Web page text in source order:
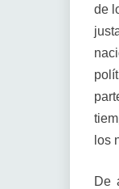
de
los
De